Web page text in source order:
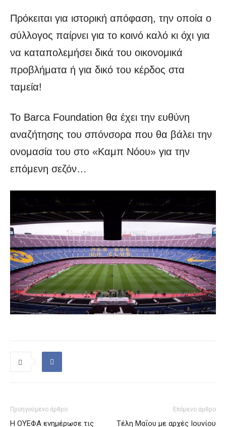
Πρόκειται για ιστορική απόφαση, την οποία ο
σύλλογος παίρνει για το κοινό καλό κι όχι για
να καταπολεμήσει δικά του οικονομικά
προβλήματα ή για δικό του κέρδος στα
ταμεία!
Το Barca Foundation θα έχει την ευθύνη
αναζήτησης του σπόνσορα που θα βάλει την
ονομασία του στο «Καμπ Νόου» για την
επόμενη σεζόν…
Προηγούμενο άρθρο
Η ΟΥΕΦΑ ενημέρωσε τις
Επόμενο άρθρο
Τέλη Μαΐου με αρχές Ιουνίου